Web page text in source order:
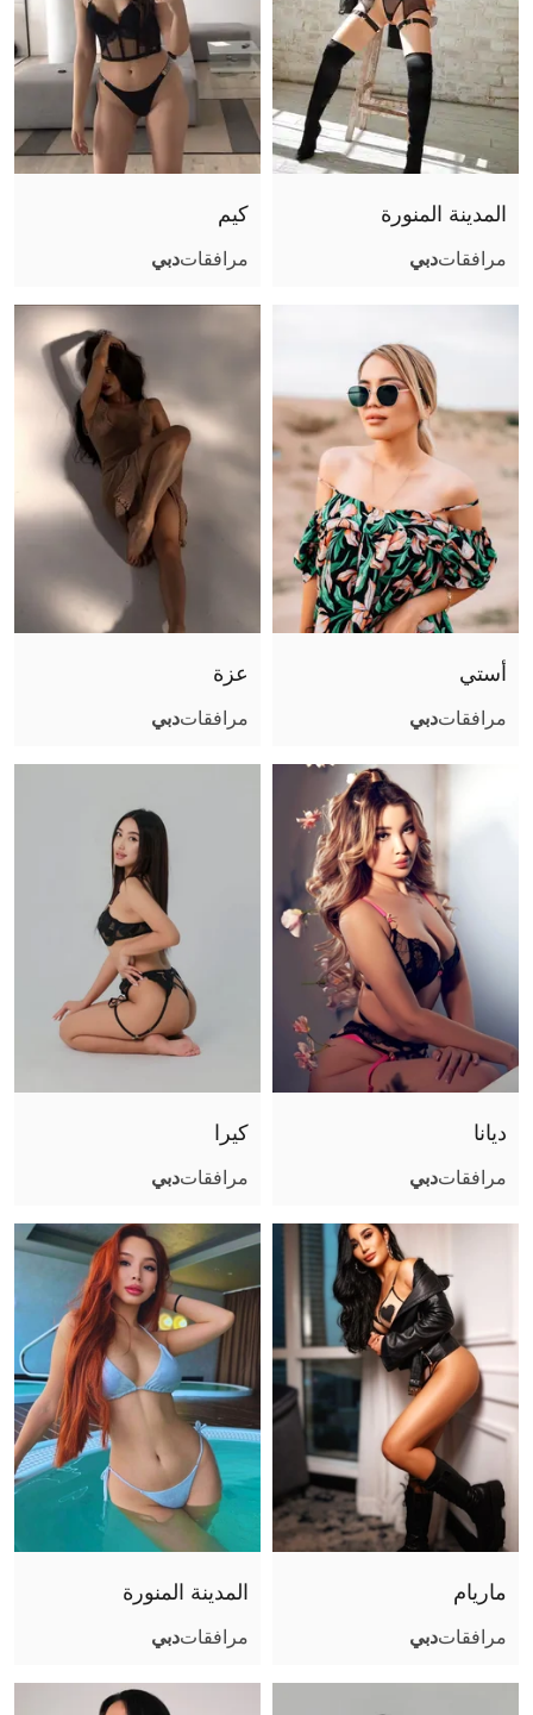
المدينة المنورة
مرافقاتدبي
كيم
مرافقاتدبي
أستي
مرافقاتدبي
عزة
مرافقاتدبي
ديانا
مرافقاتدبي
كيرا
مرافقاتدبي
ماريام
مرافقاتدبي
المدينة المنورة
مرافقاتدبي